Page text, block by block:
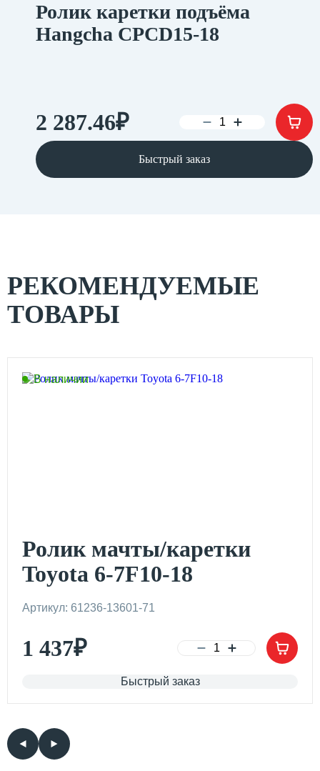
Ролик каретки подъёма
Hangcha CPCD15-18
2 287.46₽
Быстрый заказ
РЕКОМЕНДУЕМЫЕ
ТОВАРЫ
В наличии
Ролик мачты/каретки
Toyota 6-7F10-18
Артикул: 61236-13601-71
1 437₽
Быстрый заказ